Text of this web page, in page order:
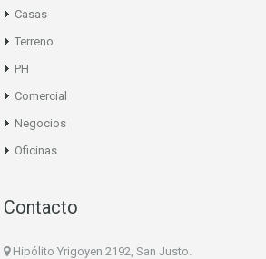
Casas
Terreno
PH
Comercial
Negocios
Oficinas
Contacto
Hipólito Yrigoyen 2192, San Justo.